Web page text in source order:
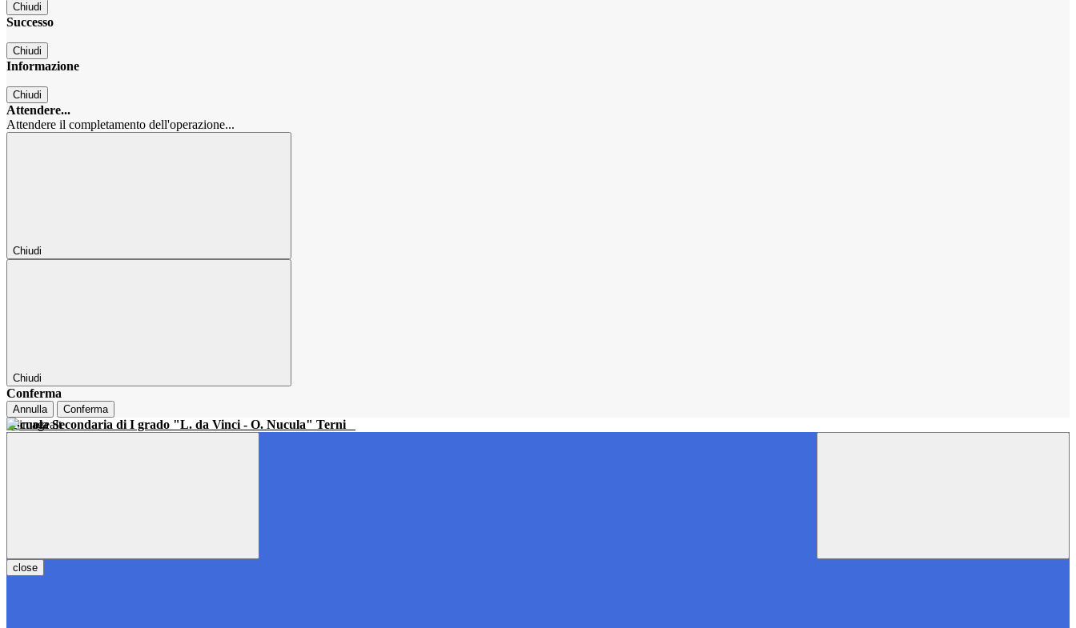
Chiudi
Successo
Chiudi
Informazione
Chiudi
Attendere...
Attendere il completamento dell'operazione...
Chiudi
Chiudi
Conferma
Annulla Conferma
Scuola Secondaria di I grado "L. da Vinci - O. Nucula" Terni
close